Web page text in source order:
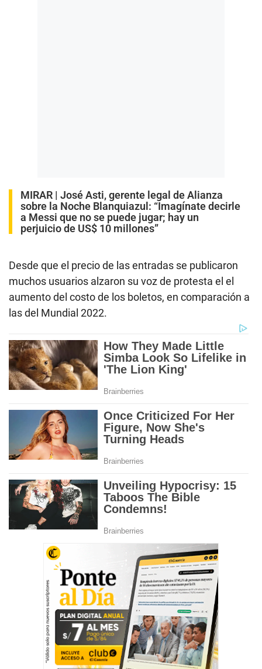
MIRAR | José Asti, gerente legal de Alianza
sobre la Noche Blanquiazul: “Imagínate decirle
a Messi que no se puede jugar; hay un
perjuicio de US$ 10 millones”
Desde que el precio de las entradas se publicaron
muchos usuarios alzaron su voz de protesta el el
aumento del costo de los boletos, en comparación a
las del Mundial 2022.